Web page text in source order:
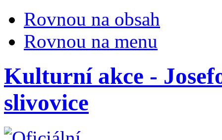
Rovnou na obsah
Rovnou na menu
Kulturní akce -
slivovice